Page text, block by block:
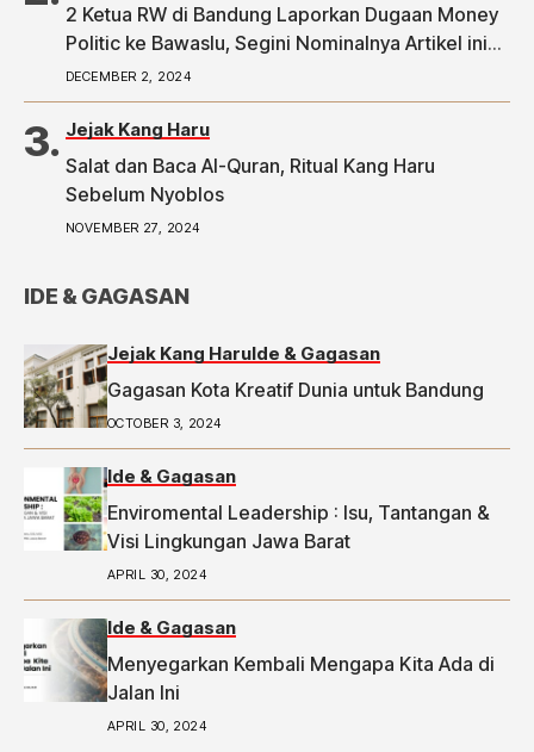
2 Ketua RW di Bandung Laporkan Dugaan Money
Politic ke Bawaslu, Segini Nominalnya Artikel ini
telah tayang di Tribunpriangan.com dengan judul
2 Ketua RW di Bandung Laporkan Dugaan Money
Politic ke Bawaslu, Segini Nominalnya,
https://priangan.tribunnews.com/2024/11/30/2-
ketua-rw-di-bandung-laporkan-dugaan-money-
DECEMBER 2, 2024
Jejak Kang Haru
Salat dan Baca Al-Quran, Ritual Kang Haru
Sebelum Nyoblos
NOVEMBER 27, 2024
IDE & GAGASAN
Jejak Kang HaruIde & Gagasan
Gagasan Kota Kreatif Dunia untuk Bandung
OCTOBER 3, 2024
Ide & Gagasan
Enviromental Leadership : Isu, Tantangan &
Visi Lingkungan Jawa Barat
APRIL 30, 2024
Ide & Gagasan
Menyegarkan Kembali Mengapa Kita Ada di
Jalan Ini
APRIL 30, 2024